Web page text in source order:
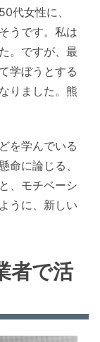
代女性に、
うです。私は
。ですが、最
学ぼうとする
りました。熊
を学んでいる
命に論じる、
、モチベーシ
うに、新しい
者で活